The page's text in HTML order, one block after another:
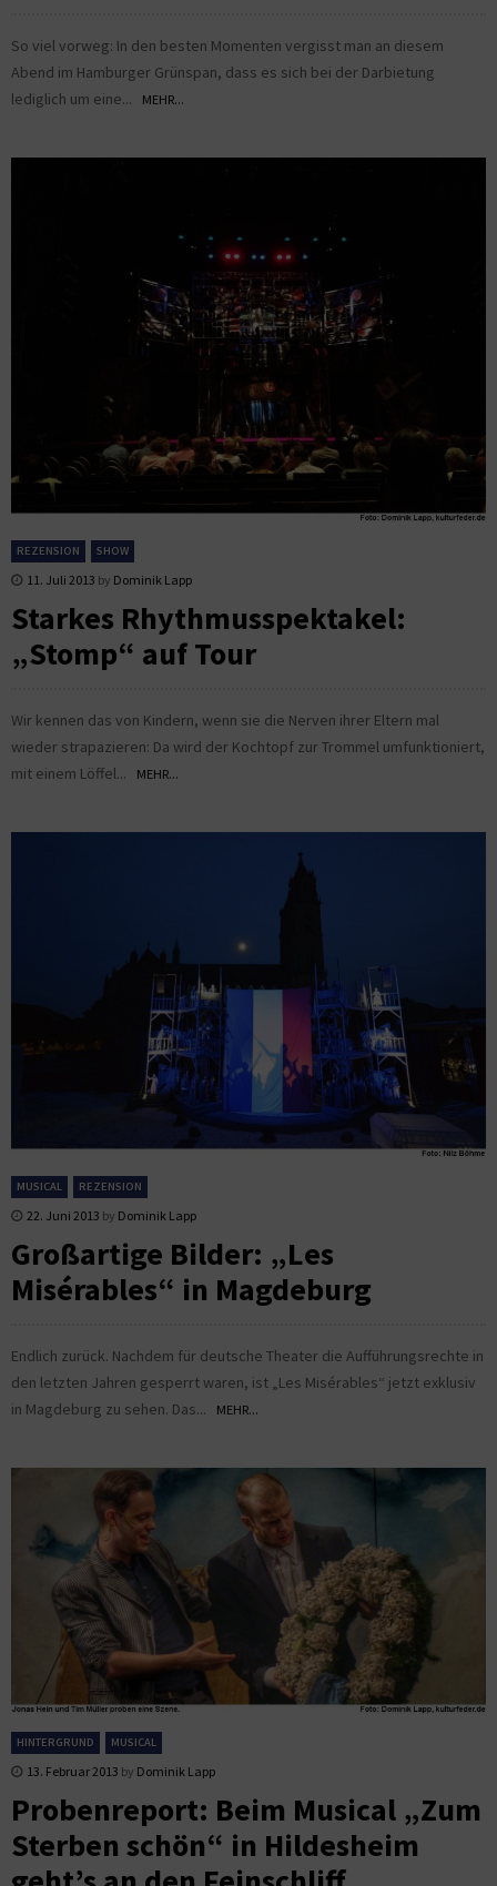
So viel vorweg: In den besten Momenten vergisst man an diesem
Abend im Hamburger Grünspan, dass es sich bei der Darbietung
lediglich um eine...
MEHR...
REZENSION SHOW
11. Juli 2013 by Dominik Lapp
Starkes Rhythmusspektakel:
„Stomp“ auf Tour
Wir kennen das von Kindern, wenn sie die Nerven ihrer Eltern mal
wieder strapazieren: Da wird der Kochtopf zur Trommel umfunktioniert,
mit einem Löffel...
MEHR...
MUSICAL REZENSION
22. Juni 2013 by Dominik Lapp
Großartige Bilder: „Les
Misérables“ in Magdeburg
Endlich zurück. Nachdem für deutsche Theater die Aufführungsrechte in
den letzten Jahren gesperrt waren, ist „Les Misérables“ jetzt exklusiv
in Magdeburg zu sehen. Das...
MEHR...
HINTERGRUND MUSICAL
13. Februar 2013 by Dominik Lapp
Probenreport: Beim Musical „Zum
Sterben schön“ in Hildesheim